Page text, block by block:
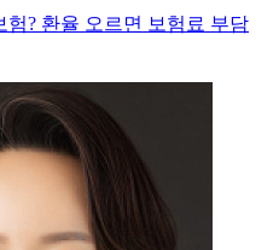
험? 환율 오르면 보험료 부담